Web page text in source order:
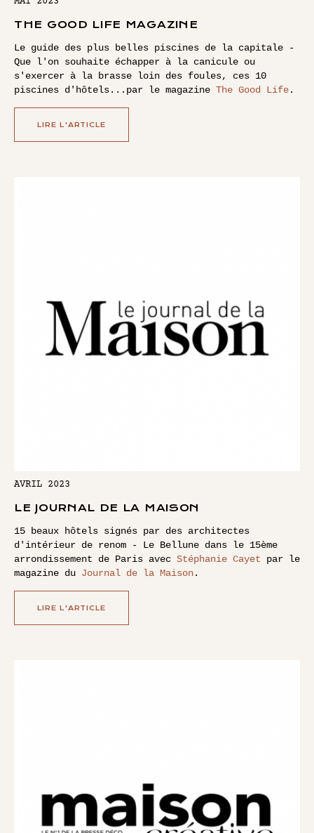
THE GOOD LIFE MAGAZINE
Le guide des plus belles piscines de la capitale -
Que l'on souhaite échapper à la canicule ou
s'exercer à la brasse loin des foules, ces 10
piscines d'hôtels...par le magazine The Good Life.
LIRE L'ARTICLE
AVRIL 2023
LE JOURNAL DE LA MAISON
15 beaux hôtels signés par des architectes
d'intérieur de renom - Le Bellune dans le 15ème
arrondissement de Paris avec Stéphanie Cayet par le
magazine du Journal de la Maison.
LIRE L'ARTICLE